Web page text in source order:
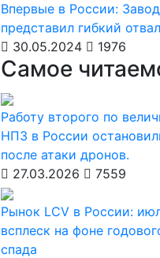
Впервые в России:
представил гибкий отвал
30.05.2024
1976
Самое
Работу второго по
НПЗ в России
после атаки дронов.
27.03.2026
7559
Рынок LCV в России:
всплеск на фоне
спада